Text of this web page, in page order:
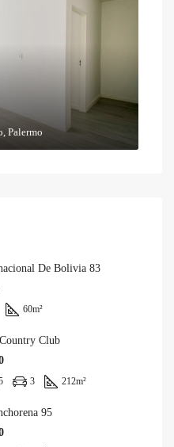
Palermo
De Bolivia 83
60m²
Club
3 212m²
95